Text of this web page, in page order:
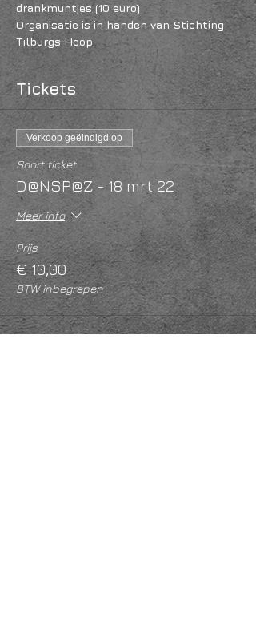
drankmuntjes (10 euro)
Organisatie is in handen van Stichting
Tilburgs Hoop
Tickets
Verkoop geëindigd op
Soort ticket
D@NSP@Z - 18 mrt 22
Meer info
Prijs
€ 10,00
BTW inbegrepen